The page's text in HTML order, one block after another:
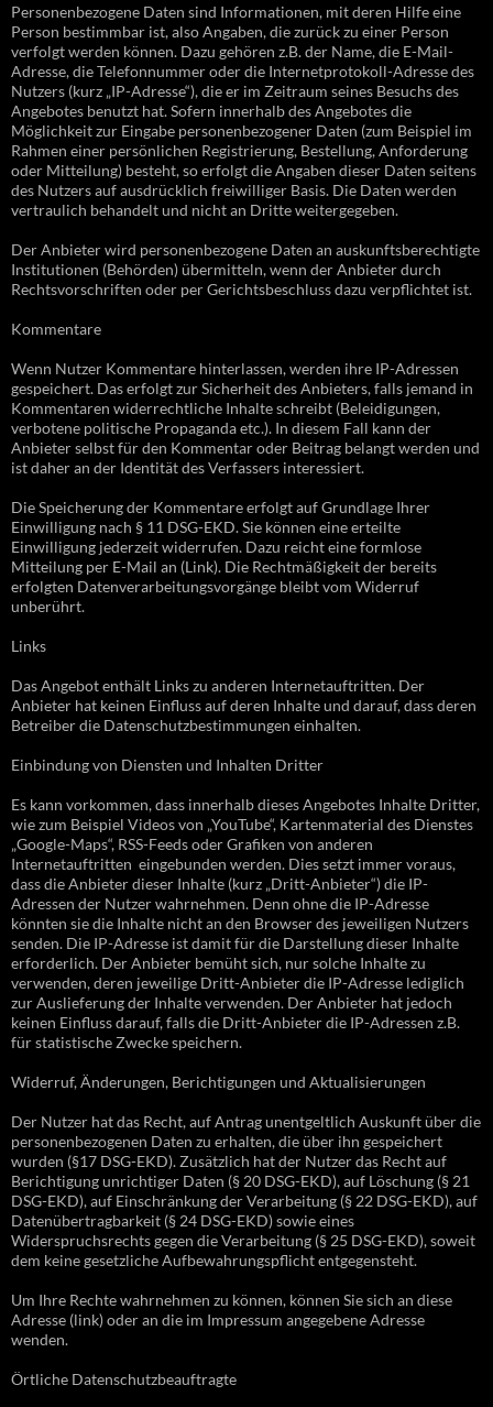
Personenbezogene Daten sind Informationen, mit deren Hilfe eine
Person bestimmbar ist, also Angaben, die zurück zu einer Person
verfolgt werden können. Dazu gehören z.B. der Name, die E-Mail-
Adresse, die Telefonnummer oder die Internetprotokoll-Adresse des
Nutzers (kurz „IP-Adresse“), die er im Zeitraum seines Besuchs des
Angebotes benutzt hat. Sofern innerhalb des Angebotes die
Möglichkeit zur Eingabe personenbezogener Daten (zum Beispiel im
Rahmen einer persönlichen Registrierung, Bestellung, Anforderung
oder Mitteilung) besteht, so erfolgt die Angaben dieser Daten seitens
des Nutzers auf ausdrücklich freiwilliger Basis. Die Daten werden
vertraulich behandelt und nicht an Dritte weitergegeben.
Der Anbieter wird personenbezogene Daten an auskunftsberechtigte
Institutionen (Behörden) übermitteln, wenn der Anbieter durch
Rechtsvorschriften oder per Gerichtsbeschluss dazu verpflichtet ist.
Kommentare
Wenn Nutzer Kommentare hinterlassen, werden ihre IP-Adressen
gespeichert. Das erfolgt zur Sicherheit des Anbieters, falls jemand in
Kommentaren widerrechtliche Inhalte schreibt (Beleidigungen,
verbotene politische Propaganda etc.). In diesem Fall kann der
Anbieter selbst für den Kommentar oder Beitrag belangt werden und
ist daher an der Identität des Verfassers interessiert.
Die Speicherung der Kommentare erfolgt auf Grundlage Ihrer
Einwilligung nach § 11 DSG-EKD. Sie können eine erteilte
Einwilligung jederzeit widerrufen. Dazu reicht eine formlose
Mitteilung per E-Mail an (Link). Die Rechtmäßigkeit der bereits
erfolgten Datenverarbeitungsvorgänge bleibt vom Widerruf
unberührt.
Links
Das Angebot enthält Links zu anderen Internetauftritten. Der
Anbieter hat keinen Einfluss auf deren Inhalte und darauf, dass deren
Betreiber die Datenschutzbestimmungen einhalten.
Einbindung von Diensten und Inhalten Dritter
Es kann vorkommen, dass innerhalb dieses Angebotes Inhalte Dritter,
wie zum Beispiel Videos von „YouTube“, Kartenmaterial des Dienstes
„Google-Maps“, RSS-Feeds oder Grafiken von anderen
Internetauftritten eingebunden werden. Dies setzt immer voraus,
dass die Anbieter dieser Inhalte (kurz „Dritt-Anbieter“) die IP-
Adressen der Nutzer wahrnehmen. Denn ohne die IP-Adresse
könnten sie die Inhalte nicht an den Browser des jeweiligen Nutzers
senden. Die IP-Adresse ist damit für die Darstellung dieser Inhalte
erforderlich. Der Anbieter bemüht sich, nur solche Inhalte zu
verwenden, deren jeweilige Dritt-Anbieter die IP-Adresse lediglich
zur Auslieferung der Inhalte verwenden. Der Anbieter hat jedoch
keinen Einfluss darauf, falls die Dritt-Anbieter die IP-Adressen z.B.
für statistische Zwecke speichern.
Widerruf, Änderungen, Berichtigungen und Aktualisierungen
Der Nutzer hat das Recht, auf Antrag unentgeltlich Auskunft über die
personenbezogenen Daten zu erhalten, die über ihn gespeichert
wurden (§17 DSG-EKD). Zusätzlich hat der Nutzer das Recht auf
Berichtigung unrichtiger Daten (§ 20 DSG-EKD), auf Löschung (§ 21
DSG-EKD), auf Einschränkung der Verarbeitung (§ 22 DSG-EKD), auf
Datenübertragbarkeit (§ 24 DSG-EKD) sowie eines
Widerspruchsrechts gegen die Verarbeitung (§ 25 DSG-EKD), soweit
dem keine gesetzliche Aufbewahrungspflicht entgegensteht.
Um Ihre Rechte wahrnehmen zu können, können Sie sich an diese
Adresse (link) oder an die im Impressum angegebene Adresse
wenden.
Örtliche Datenschutzbeauftragte